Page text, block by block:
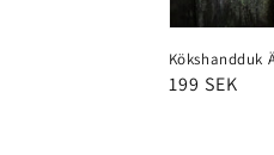
Kökshandduk
Ordinarie
199 SEK